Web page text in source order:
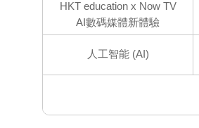
HKT education x Now TV
AI數碼媒體新體驗
人工智能 (AI)